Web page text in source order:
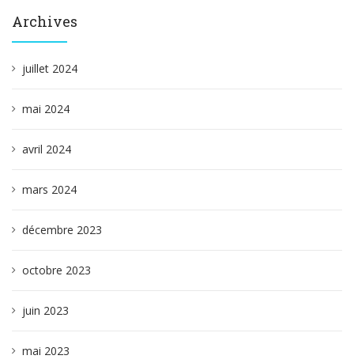
Archives
juillet 2024
mai 2024
avril 2024
mars 2024
décembre 2023
octobre 2023
juin 2023
mai 2023